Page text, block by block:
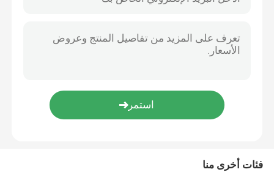
قطع غيار جاك
قرص القابض
فئات أخرى منا